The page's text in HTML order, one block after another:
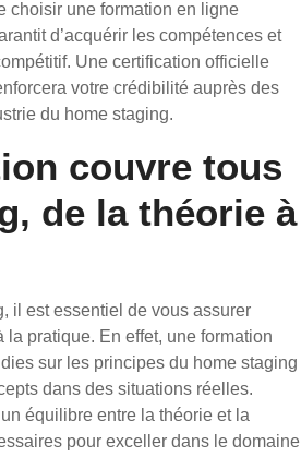
choisir une formation en ligne
d’acquérir les compétences et
Une certification officielle
votre crédibilité auprès des
du home staging.
couvre tous
de la théorie à
il est essentiel de vous assurer
pratique. En effet, une formation
sur les principes du home staging
dans des situations réelles.
équilibre entre la théorie et la
pour exceller dans le domaine